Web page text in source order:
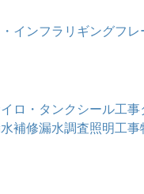
インフラ リギングフレ
ロ・タンク シール工事
補修漏水調査照明工事